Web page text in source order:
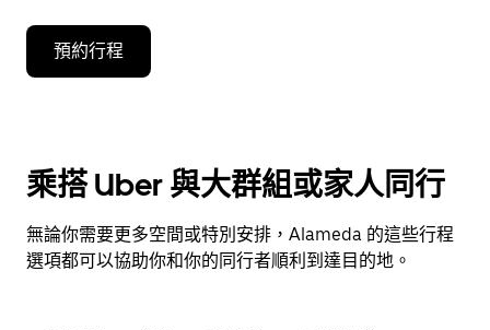
預約行程
乘搭 Uber 與大群組或家人同行
無論你需要更多空間或特別安排，Alameda 的這些行程
選項都可以協助你和你的同行者順利到達目的地。